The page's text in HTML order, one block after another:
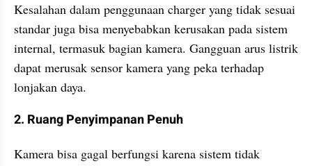
Kesalahan dalam penggunaan charger yang tidak sesuai
standar juga bisa menyebabkan kerusakan pada sistem
internal, termasuk bagian kamera. Gangguan arus listrik
dapat merusak sensor kamera yang peka terhadap
lonjakan daya.
2. Ruang Penyimpanan Penuh
Kamera bisa gagal berfungsi karena sistem tidak